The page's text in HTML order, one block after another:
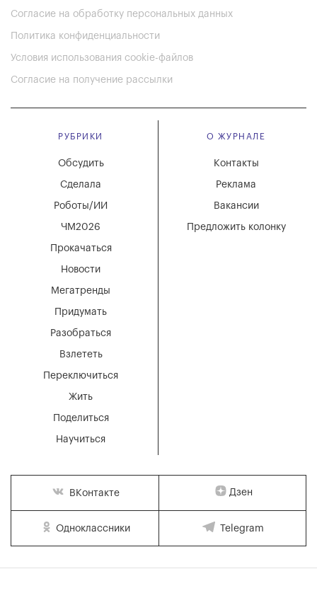
Согласие на обработку персональных данных
Политика конфиденциальности
Условия использования cookie-файлов
Согласие на получение рассылки
РУБРИКИ
Мегатренды
Придумать
Разобраться
Взлететь
Новости
Переключиться
Жить
Поделиться
Научиться
Обсудить
Сделала
Роботы/ИИ
ЧМ2026
Прокачаться
О ЖУРНАЛЕ
Вакансии
Реклама
Контакты
Предложить колонку
ВКонтакте Дзен
Одноклассники Telegram